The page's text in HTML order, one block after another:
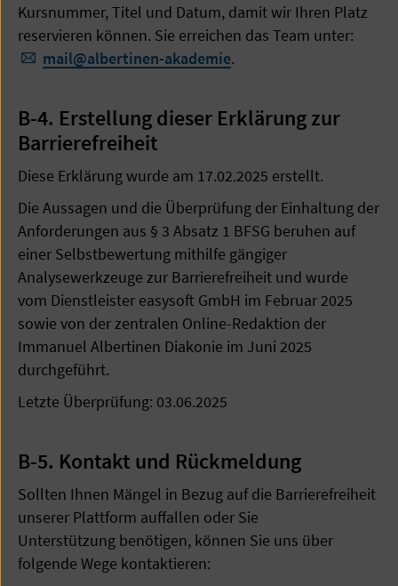
Kursnummer, Titel und Datum, damit wir Ihren Platz
reservieren können. Sie erreichen das Team unter:
mail@albertinen-akademie.
B-4. Erstellung dieser Erklärung zur
Barrierefreiheit
Diese Erklärung wurde am 17.02.2025 erstellt.
Die Aussagen und die Überprüfung der Einhaltung der
Anforderungen aus § 3 Absatz 1 BFSG beruhen auf
einer Selbstbewertung mithilfe gängiger
Analysewerkzeuge zur Barrierefreiheit und wurde
vom Dienstleister easysoft GmbH im Februar 2025
sowie von der zentralen Online-Redaktion der
Immanuel Albertinen Diakonie im Juni 2025
durchgeführt.
Letzte Überprüfung: 03.06.2025
B-5. Kontakt und Rückmeldung
Sollten Ihnen Mängel in Bezug auf die Barrierefreiheit
unserer Plattform auffallen oder Sie
Unterstützung benötigen, können Sie uns über
folgende Wege kontaktieren: